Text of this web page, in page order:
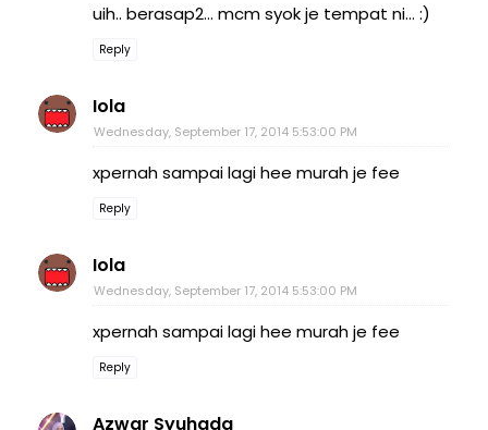
uih.. berasap2... mcm syok je tempat ni... :)
Reply
Iola
Wednesday, September 17, 2014 5:53:00 PM
xpernah sampai lagi hee murah je fee
Reply
Iola
Wednesday, September 17, 2014 5:53:00 PM
xpernah sampai lagi hee murah je fee
Reply
Azwar Syuhada